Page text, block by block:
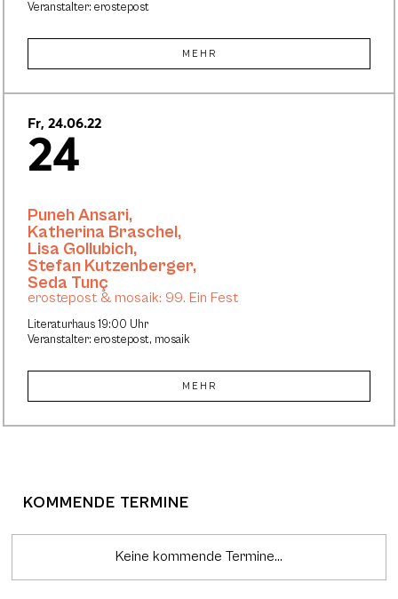
Veranstalter: erostepost
MEHR
Fr, 24.06.22
24
Literaturhaus 19:00 Uhr
Veranstalter: erostepost, mosaik
Puneh Ansari,
Katherina Braschel,
Lisa Gollubich,
Stefan Kutzenberger,
Seda Tunç
erostepost & mosaik: 99. Ein Fest
MEHR
KOMMENDE TERMINE
Keine kommende Termine...